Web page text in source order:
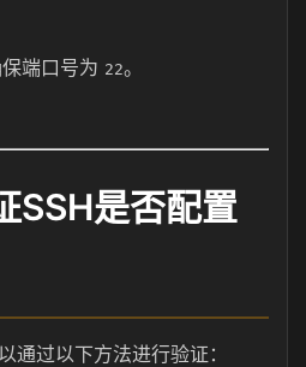
端口号为 22。
SSH是否配置
通过以下方法进行验证：